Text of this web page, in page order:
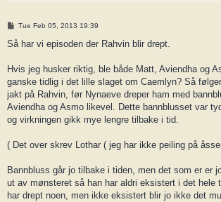
P
s
Tue Feb 05, 2013 19:39
Så har vi episoden der Rahvin blir drept.
Hvis jeg husker riktig, ble både Matt, Aviendha og
ganske tidlig i det lille slaget om Caemlyn? Så
jakt på Rahvin, før Nynaeve dreper ham med
Aviendha og Asmo likevel. Dette bannblusset var
og virkningen gikk mye lengre tilbake i tid.
( Det over skrev Lothar ( jeg har ikke peiling på
Bannbluss går jo tilbake i tiden, men det som er er
ut av mønsteret så han har aldri eksistert i det hele
har drept noen, men ikke eksistert blir jo ikke det